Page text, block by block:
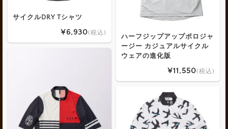
サイクルDRY Tシャツ
¥6,930(税込)
ハーフジップアップポロジャ
ージー カジュアルサイクル
ウェアの進化版
¥11,550(税込)